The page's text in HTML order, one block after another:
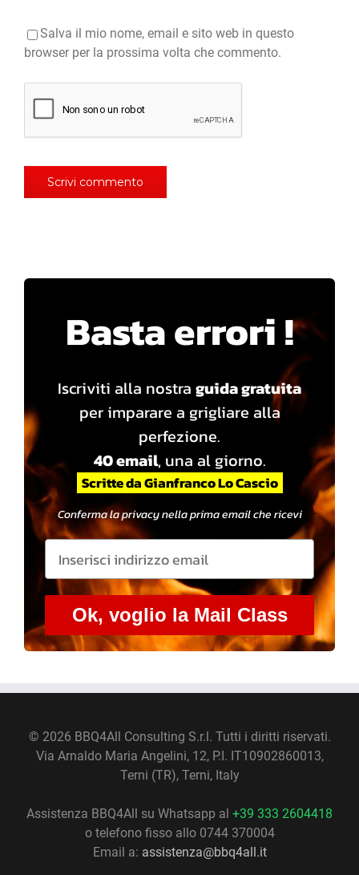
Salva il mio nome, email e sito web in questo
browser per la prossima volta che commento.
Basta errori !
Iscriviti alla nostra guida gratuita
per imparare a grigliare alla
perfezione.
40 email, una al giorno.
Scritte da Gianfranco Lo Cascio
Conferma la privacy nella prima email che ricevi
Ok, voglio la Mail Class
© 2026 BBQ4All Consulting S.r.l. Tutti i diritti riservati.
Via Arnaldo Maria Angelini, 12, P.I. IT10902860013,
Terni (TR), Terni, Italy
Assistenza BBQ4All su Whatsapp al +39 333 2604418
o telefono fisso allo 0744 370004
Email a: assistenza@bbq4all.it